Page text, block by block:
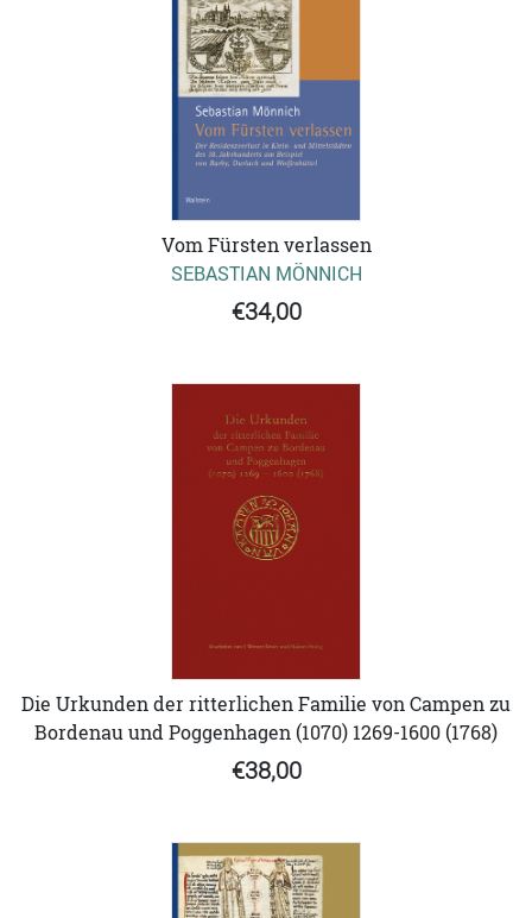
Vom Fürsten verlassen
SEBASTIAN MÖNNICH
€34,00
Die Urkunden der ritterlichen Familie von Campen zu
Bordenau und Poggenhagen (1070) 1269-1600 (1768)
€38,00